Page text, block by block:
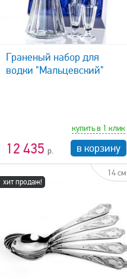
Граненый набор для
водки "Мальцевский"
12 435
купить в 1 клик
в корзину
быстрый просмотр
хит продаж!
14 см